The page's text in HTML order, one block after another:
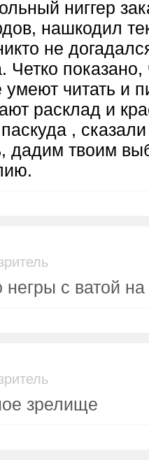
ниггер
нашкодил
не
Четко
умеют читать и
расклад и
,
дадим твоим
негры с ватой на
зрелище